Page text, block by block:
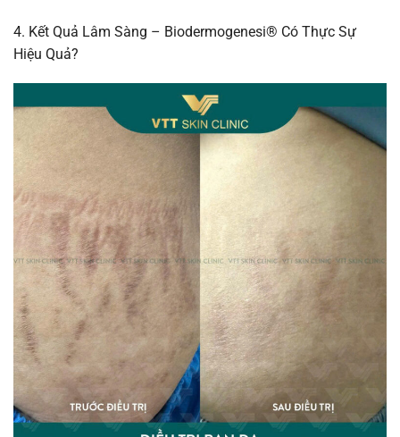
4. Kết Quả Lâm Sàng – Biodermogenesi® Có Thực Sự
Hiệu Quả?